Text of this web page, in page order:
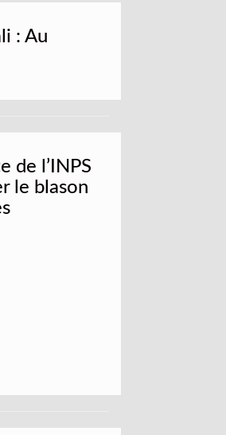
: Au
de l’INPS
le blason